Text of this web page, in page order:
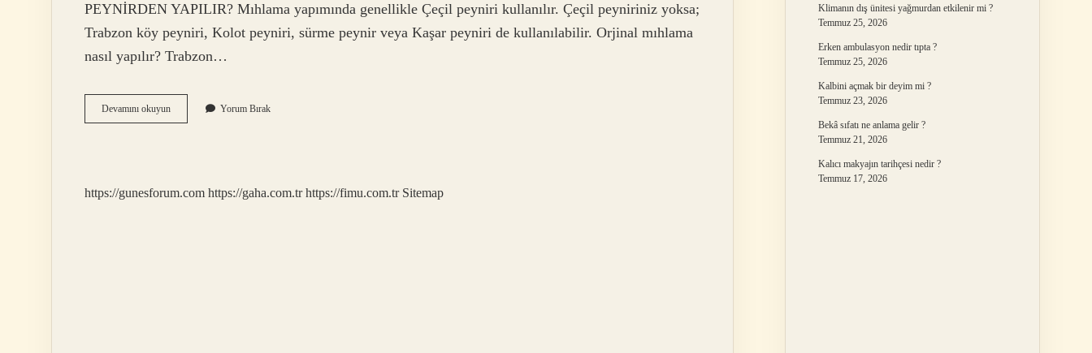
PEYNİRDEN YAPILIR? Mıhlama yapımında genellikle Çeçil peyniri kullanılır. Çeçil peyniriniz yoksa;
Trabzon köy peyniri, Kolot peyniri, sürme peynir veya Kaşar peyniri de kullanılabilir. Orjinal mıhlama
nasıl yapılır? Trabzon…
Devamını okuyunKaşar
Peyniri
Yorum Bırak
https://gunesforum.com https://gaha.com.tr https://fimu.com.tr Sitemap
Klimanın dış ünitesi yağmurdan etkilenir mi ?
Temmuz 25, 2026
Erken ambulasyon nedir tıpta ?
Temmuz 25, 2026
Kalbini açmak bir deyim mi ?
Temmuz 23, 2026
Bekâ sıfatı ne anlama gelir ?
Temmuz 21, 2026
Kalıcı makyajın tarihçesi nedir ?
Temmuz 17, 2026